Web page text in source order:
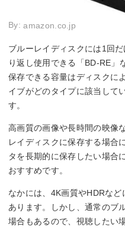
By:amazon.co.jp
ブルーレイディスクには1回
り返し使用できる「BD-RE」
保存できる容量はディスクに
イブがどのタイプに該当して
す。
高画質の画像や長時間の映像
レイディスクに保存する場合
タを長期的に保存したい場合
おすすめです。
なかには、4K画質やHDRな
あります。しかし、通常のブ
場合もあるので、視聴したい